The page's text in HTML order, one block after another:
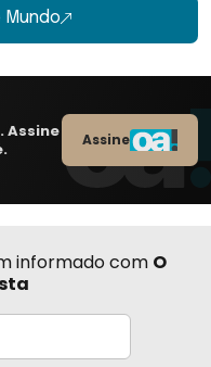
Mundo
Assine
Assine
informado com O